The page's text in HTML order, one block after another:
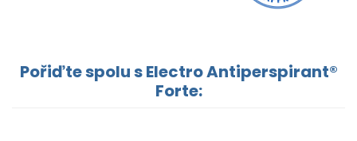
Pořiďte spolu s Electro Antiperspirant®
Forte: